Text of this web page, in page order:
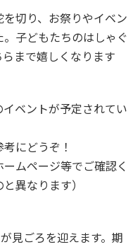
切り、お祭りやイベン
子どもたちのはしゃぐ
まで嬉しくなります
ベントが予定されてい
にどうぞ！
ームページ等でご確認く
異なります）
見ごろを迎えます。期